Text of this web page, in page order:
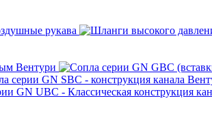
рукава
Вентури
серии GN SBC - конструкция канала
GN UBC - Классическая конструкция